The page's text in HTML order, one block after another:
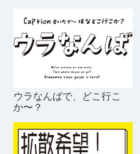
ウラなんばで、どこ行こ
か〜？